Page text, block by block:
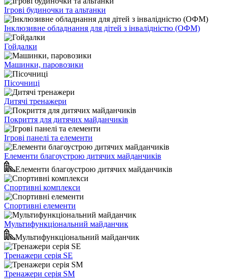
Ігрові будиночки та альтанки
Інклюзивне обладнання для дітей з інвалідністю (ОФМ)
Гойдалки
Машинки, паровозики
Пісочниці
Дитячі тренажери
Покриття для дитячих майданчиків
Ігрові панелі та елементи
Елементи благоустрою дитячих майданчиків
Елементи благоустрою дитячих майданчиків
Спортивні комплекси
Спортивні елементи
Мультифункціональний майданчик
Мультифункціональний майданчик
Тренажери серія SE
Тренажери серія SM